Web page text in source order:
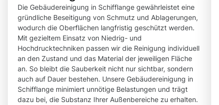
Die Gebäudereinigung in Schifflange gewährleistet eine
gründliche Beseitigung von Schmutz und Ablagerungen,
wodurch die Oberflächen langfristig geschützt werden.
Mit gezieltem Einsatz von Niedrig- und
Hochdrucktechniken passen wir die Reinigung individuell
an den Zustand und das Material der jeweiligen Fläche
an. So bleibt die Sauberkeit nicht nur sichtbar, sondern
auch auf Dauer bestehen. Unsere Gebäudereinigung in
Schifflange minimiert unnötige Belastungen und trägt
dazu bei, die Substanz Ihrer Außenbereiche zu erhalten.